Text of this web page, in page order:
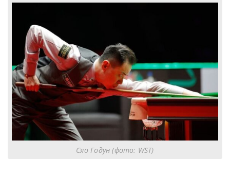
Сяо Годун (фото: WST)